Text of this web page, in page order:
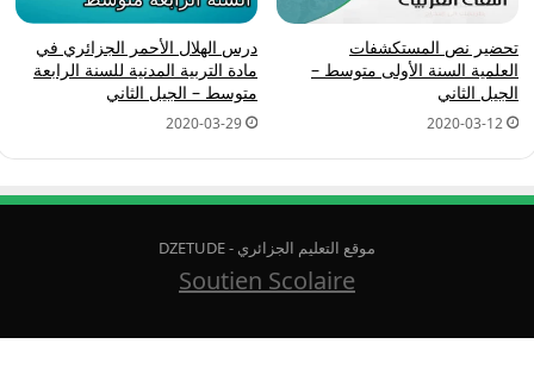
تحضير نص المستكشفات
العلمية السنة الأولى متوسط –
الجيل الثاني
2020-03-12
درس الهلال الأحمر الجزائري في
مادة التربية المدنية للسنة الرابعة
متوسط – الجيل الثاني
2020-03-29
موقع التعليم الجزائري - DZETUDE
Soutien Scolaire